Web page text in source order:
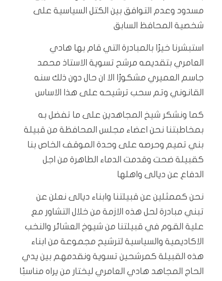
مسدود وعدم التوافق بين الكتل السياسية على
شخصية المحافظ السابق
استبشرنا خيرًا بالمبادرة التي قام بها هادي
العامري بتقديمه مرشح تسوية الاستاذ محمد
جاسم العميري مشكورًا الا ان حال دون ذلك سنه
القانوني وتم سحب ترشيحه على هذا الاساس
كما ونشكر شيخ المجاهدين على ما تفضل به
بمخاطبتنا نحن اعضاء مجلس المحافظة من قبيلة
بني تميم وحرصه على وحدة الموقف الخاص بنا
كقبيلة ضحت وقدمت الدماء الطاهرة من اجل
الدفاع عن ديالى واهلها
نحن كممثلين عن قبيلتنا وابناء ديالى نعلن عن
تبني مبادرة لحل هذه الازمة من خلال التشاور مع
علية القوم في قبيلتنا من شيوخ العشائر والنخب
الاكاديمية والسياسية لترشيح مجموعة من ابناء
هذه القبيلة كمرشحين تسوية ونقدمهم بين يدي
الحاج المجاهد هادي العامري ليختار من يراه مناسبًا